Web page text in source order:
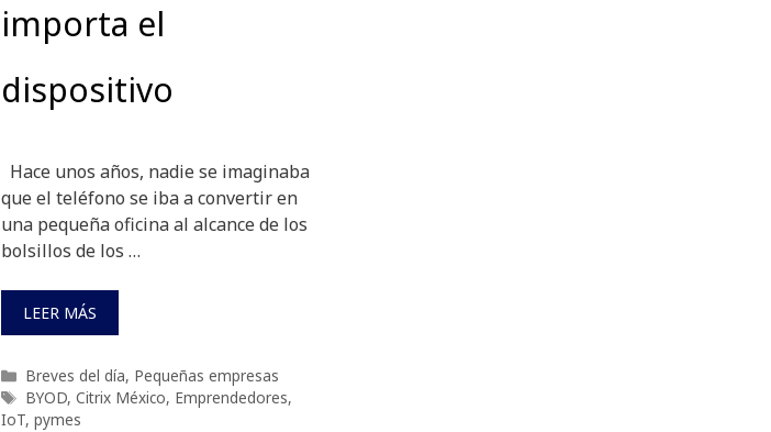
importa el
dispositivo
Hace unos años, nadie se imaginaba
que el teléfono se iba a convertir en
una pequeña oficina al alcance de los
bolsillos de los …
LEER MÁS
Categorías
Breves del día, Pequeñas empresas
Etiquetas
BYOD, Citrix México, Emprendedores,
IoT, pymes